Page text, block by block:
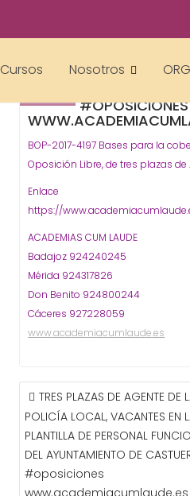
Cursos Nosotros
20
#OPOSICIONES
BOP-2017-4197 Bases para la
Oposición Libre, de tres plazas de
Enlace
https://
ACADEMIAS CUM LAUDE
Badajoz 924240245
Mérida 924317826
Don Benito 924800244
Cáceres 927228059
www.academiacumlaude.es
NAVEGACIÓN
DE
ENTRADAS
TRES PLAZAS DE AGENTE DE
POLICÍA LOCAL, VACANTES EN
PLANTILLA DE PERSONAL
DEL AYUNTAMIENTO DE
#oposiciones
www.academiacumlaude.es